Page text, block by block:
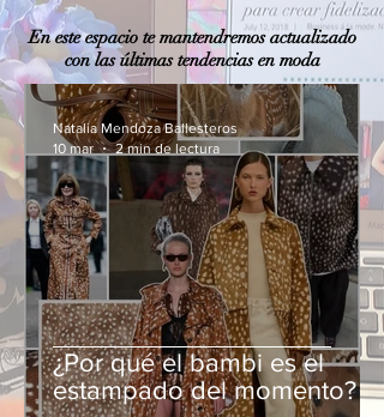
En este espacio te mantendremos actualizado
con las últimas tendencias en moda
¿Por qué el bambi es el
estampado del momento?
Natalia Mendoza Ballesteros
10 mar
2 min de lectura